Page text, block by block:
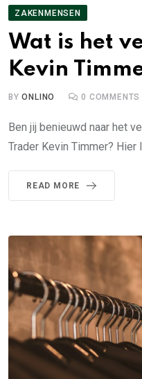
ZAKENMENSEN
Wat is het
Kevin
BYONLINO 0 COMMENTS
Ben jij benieuwd naar het
Trader Kevin Timmer?
READ MORE